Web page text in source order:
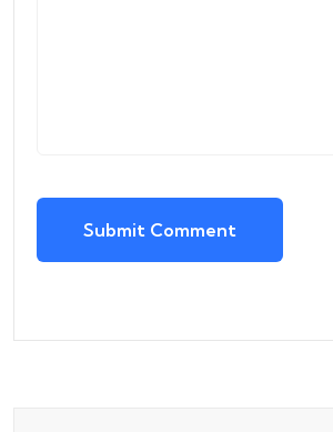
Submit Comment